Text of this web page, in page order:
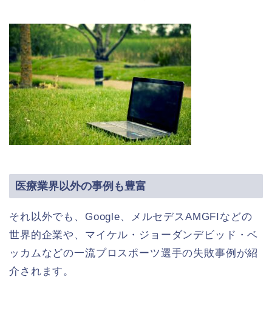
医療業界以外の事例も豊富
それ以外でも、Google、メルセデスAMGFIなどの
世界的企業や、マイケル・ジョーダンデビッド・ベ
ッカムなどの一流プロスポーツ選手の失敗事例が紹
介されます。